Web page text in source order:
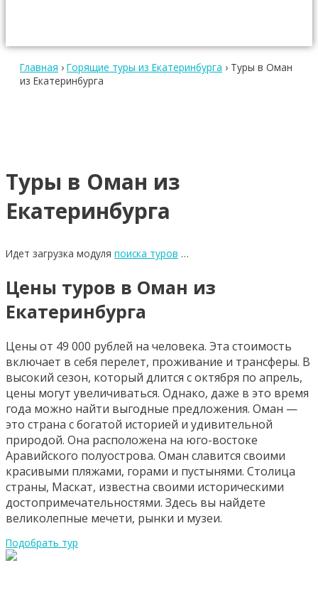
Главная › Горящие туры из Екатеринбурга › Туры в Оман
из Екатеринбурга
Туры в Оман из
Екатеринбурга
Идет загрузка модуля поиска туров …
Цены туров в Оман из
Екатеринбурга
Цены от 49 000 рублей на человека. Эта стоимость
включает в себя перелет, проживание и трансферы. В
высокий сезон, который длится с октября по апрель,
цены могут увеличиваться. Однако, даже в это время
года можно найти выгодные предложения. Оман —
это страна с богатой историей и удивительной
природой. Она расположена на юго-востоке
Аравийского полуострова. Оман славится своими
красивыми пляжами, горами и пустынями. Столица
страны, Маскат, известна своими историческими
достопримечательностями. Здесь вы найдете
великолепные мечети, рынки и музеи.
Подобрать тур